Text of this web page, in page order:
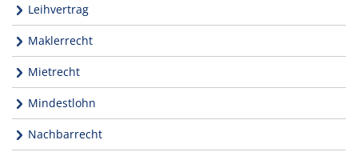
Leihvertrag
Maklerrecht
Mietrecht
Mindestlohn
Nachbarrecht